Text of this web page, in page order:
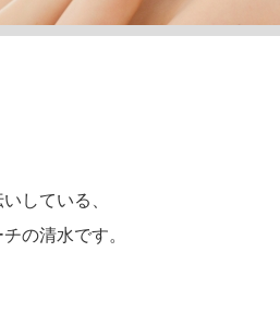
している、
の清水です。